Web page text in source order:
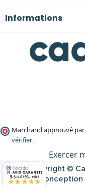
Informations
Marchand approuvé par
vérifier.
Exercer
Copyright ©
Conception
9.5/10 (591 avis)
★★★★★